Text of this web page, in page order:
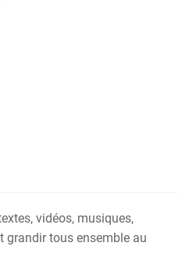
vidéos, musiques,
grandir tous ensemble au